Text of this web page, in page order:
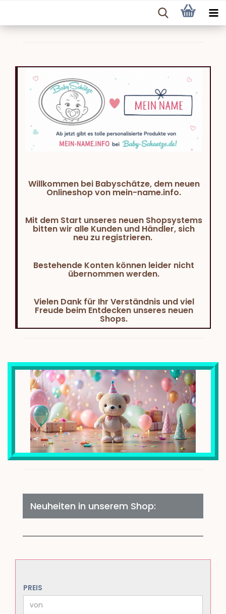
Willkommen bei Babyschätze, dem neuen
Onlineshop von mein-name.info.
Mit dem Start unseres neuen Shopsystems
bitten wir alle Kunden und Händler, sich
neu zu registrieren.
Bestehende Konten können leider nicht
übernommen werden.
Vielen Dank für Ihr Verständnis und viel
Freude beim Entdecken unseres neuen
Shops.
Neuheiten in unserem Shop:
PREIS
PREIS
Preis bis